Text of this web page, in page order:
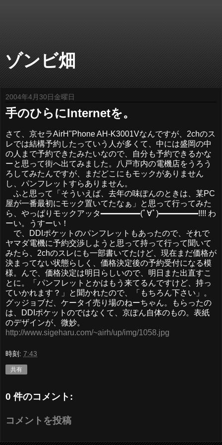
ゾンビ畑
2004年4月30日金曜日
手のひらにInternetを。
さて、京セラAirH"Phone AH-K3001Vなんですが、2chのス
レでは結構予約したっていう人が多くて、中には盛岡の中
の人まで予約できたみたいなので、自分も予約できるかな
ーと思って街へ出てみました。八戸市内の電機店をうろう
ろしてみたんですが、まだどこにもモックがありません
し、パンフレットすらありません。
ふと思って「そういえば、去年の味ぽんのときは、某PC
屋が一番最初にモック置いてたなぁ」と思って行ってみた
ら、やっぱりモックアッタ━━━━━(ﾟ∀ﾟ)━━━━━!!!! わ
ーい。うすーい！
で、DDIポケットのパンフレットもあったので、それで
ヤマダ電機に予約交渉しようと思って持って行って聞いて
みたら、2chのスレにも一部書いてたけど、現在まだ価格が
決まってない状態らしく、価格決定後の予約受付になる模
様。んで、価格決定は明日らしいので、明日また出直すこ
とに。「パンフレットとかはもう来てるんですけど、持っ
ていかれます？」と聞かれたので、「もちろん下さい」。
グッジョブだ、ケータイ売り場のねーちゃん。もらったの
は、DDIポケットのではなくて、京ぽん自体のもの。表紙
のデザインが、微妙。
http://www.sigeharu.com/~airh/up/img/1058.jpg
時刻: 7:43
共有
0 件のコメント:
コメントを投稿